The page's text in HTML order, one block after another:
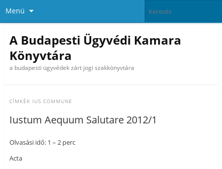
Menü
A Budapesti Ügyvédi Kamara
Könyvtára
a budapesti ügyvédek zárt jogi szakkönyvtára
CÍMKÉK IUS COMMUNE
Iustum Aequum Salutare 2012/1
Olvasási idő: 1 – 2 perc
Acta